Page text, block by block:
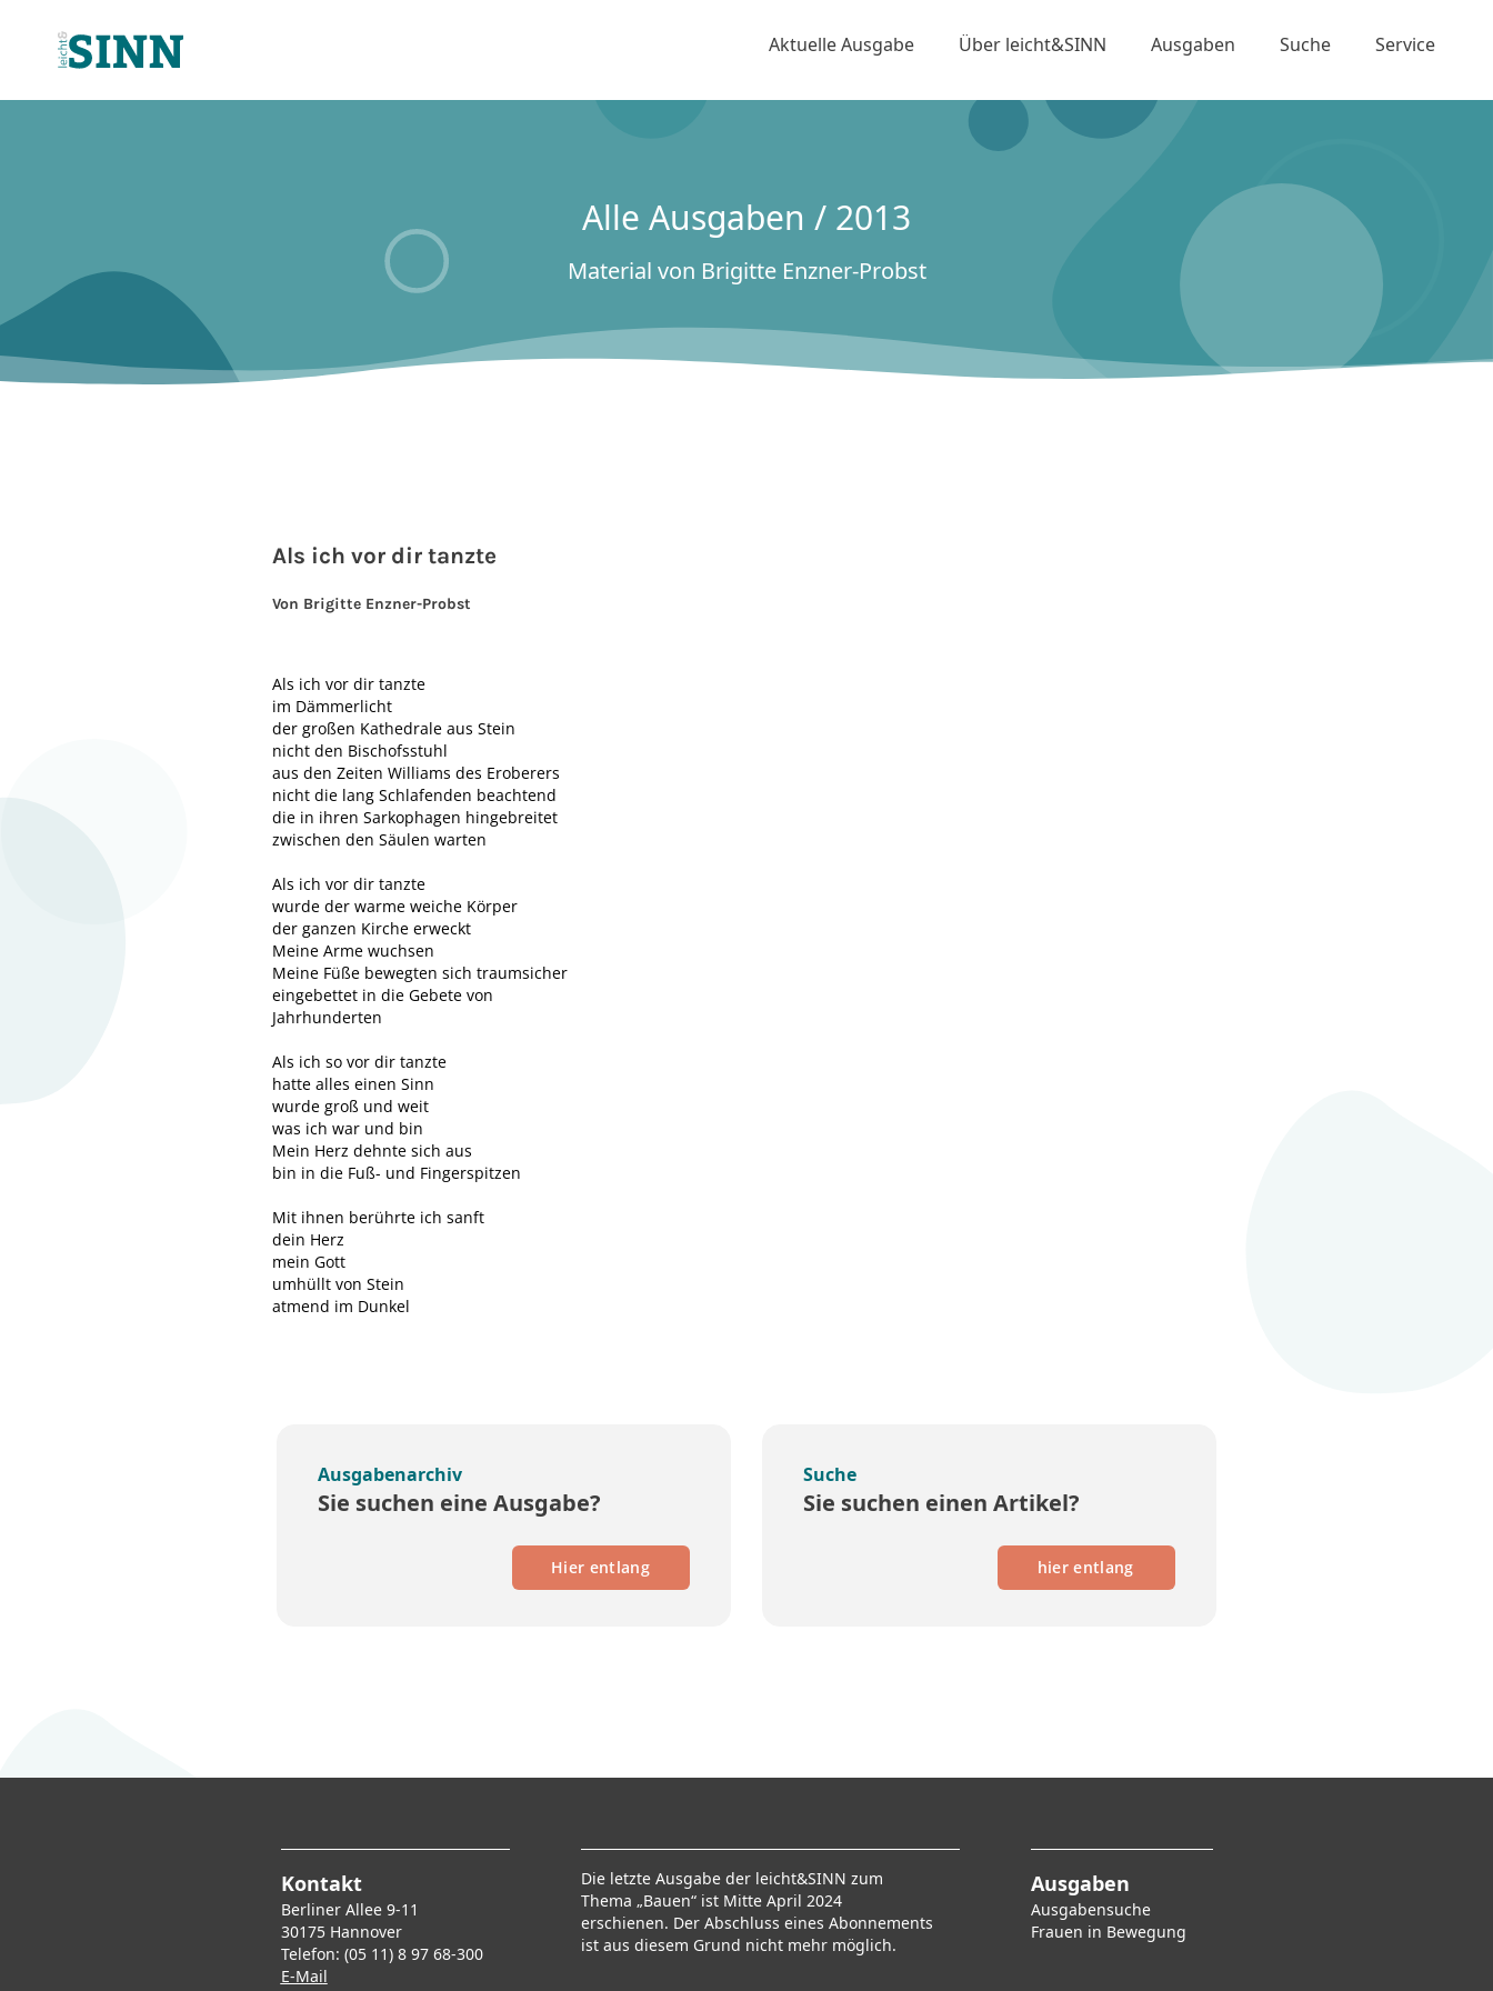
Aktuelle Ausgabe Über leicht&SINN Ausgaben Suche Service
Alle Ausgaben / 2013
Material von Brigitte Enzner-Probst
Als ich vor dir tanzte
Von Brigitte Enzner-Probst
Als ich vor dir tanzte
im Dämmerlicht
der großen Kathedrale aus Stein
nicht den Bischofsstuhl
aus den Zeiten Williams des Eroberers
nicht die lang Schlafenden beachtend
die in ihren Sarkophagen hingebreitet
zwischen den Säulen warten
Als ich vor dir tanzte
wurde der warme weiche Körper
der ganzen Kirche erweckt
Meine Arme wuchsen
Meine Füße bewegten sich traumsicher
eingebettet in die Gebete von
Jahrhunderten
Als ich so vor dir tanzte
hatte alles einen Sinn
wurde groß und weit
was ich war und bin
Mein Herz dehnte sich aus
bin in die Fuß- und Fingerspitzen
Mit ihnen berührte ich sanft
dein Herz
mein Gott
umhüllt von Stein
atmend im Dunkel
Ausgabenarchiv
Sie suchen eine Ausgabe?
Hier entlang
Suche
Sie suchen einen Artikel?
hier entlang
Kontakt
Berliner Allee 9-11
30175 Hannover
Telefon: (05 11) 8 97 68-300
E-Mail
Die letzte Ausgabe der leicht&SINN zum
Thema „Bauen“ ist Mitte April 2024
erschienen. Der Abschluss eines Abonnements
ist aus diesem Grund nicht mehr möglich.
Ausgaben
Ausgabensuche
Frauen in Bewegung